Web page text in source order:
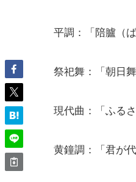
平調：「陪臚（ば
祭祀舞：「朝日
現代曲：「ふるさ
黄鐘調：「君が代